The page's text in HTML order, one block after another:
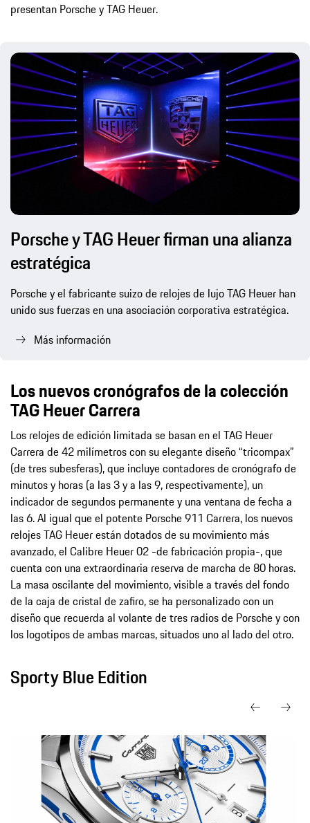
presentan Porsche y TAG Heuer.
Porsche y TAG Heuer firman una alianza
estratégica
Porsche y el fabricante suizo de relojes de lujo TAG Heuer han
unido sus fuerzas en una asociación corporativa estratégica.
Más información
Los nuevos cronógrafos de la colección
TAG Heuer Carrera
Los relojes de edición limitada se basan en el TAG Heuer
Carrera de 42 milímetros con su elegante diseño “tricompax”
(de tres subesferas), que incluye contadores de cronógrafo de
minutos y horas (a las 3 y a las 9, respectivamente), un
indicador de segundos permanente y una ventana de fecha a
las 6. Al igual que el potente Porsche 911 Carrera, los nuevos
relojes TAG Heuer están dotados de su movimiento más
avanzado, el Calibre Heuer 02 -de fabricación propia-, que
cuenta con una extraordinaria reserva de marcha de 80 horas.
La masa oscilante del movimiento, visible a través del fondo
de la caja de cristal de zafiro, se ha personalizado con un
diseño que recuerda al volante de tres radios de Porsche y con
los logotipos de ambas marcas, situados uno al lado del otro.
Sporty Blue Edition